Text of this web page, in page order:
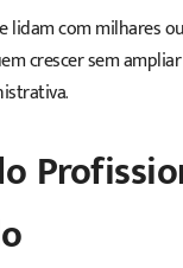
lidam com milhares
crescer sem